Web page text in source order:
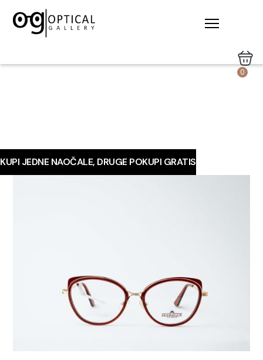
0
KUPI JEDNE NAOČALE, DRUGE POKUPI GRATIS